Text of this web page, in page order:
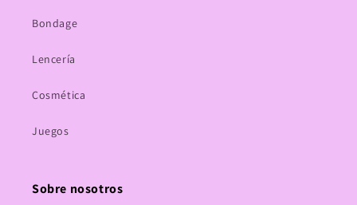
Bondage
Lencería
Cosmética
Juegos
Sobre nosotros